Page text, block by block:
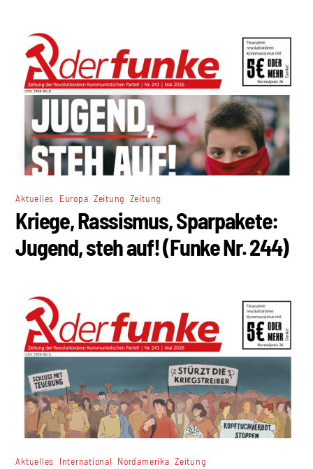
Aktuelles Europa Zeitung Zeitung
Kriege, Rassismus, Sparpakete:
Jugend, steh auf! (Funke Nr. 244)
Aktuelles International Nordamerika ,Zeitung